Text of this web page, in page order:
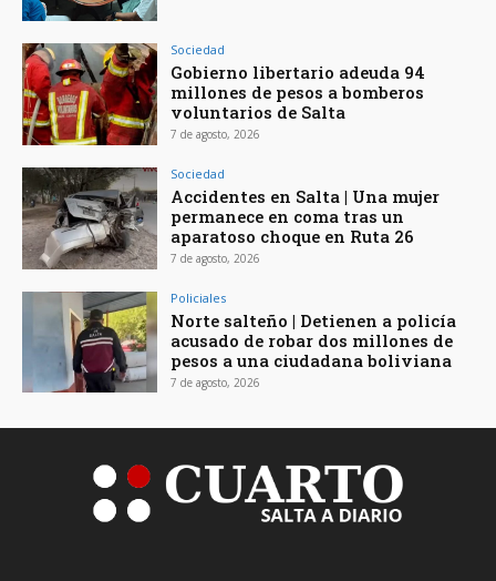
Sociedad
Gobierno libertario adeuda 94
millones de pesos a bomberos
voluntarios de Salta
7 de agosto, 2026
Sociedad
Accidentes en Salta | Una mujer
permanece en coma tras un
aparatoso choque en Ruta 26
7 de agosto, 2026
Policiales
Norte salteño | Detienen a policía
acusado de robar dos millones de
pesos a una ciudadana boliviana
7 de agosto, 2026